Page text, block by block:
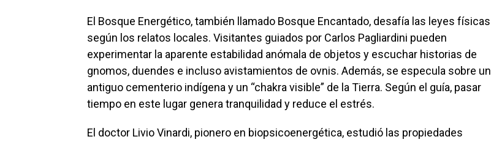
El Bosque Energético, también llamado Bosque Encantado, desafía las leyes físicas
según los relatos locales. Visitantes guiados por Carlos Pagliardini pueden
experimentar la aparente estabilidad anómala de objetos y escuchar historias de
gnomos, duendes e incluso avistamientos de ovnis. Además, se especula sobre un
antiguo cementerio indígena y un “chakra visible” de la Tierra. Según el guía, pasar
tiempo en este lugar genera tranquilidad y reduce el estrés.
El doctor Livio Vinardi, pionero en biopsicoenergética, estudió las propiedades